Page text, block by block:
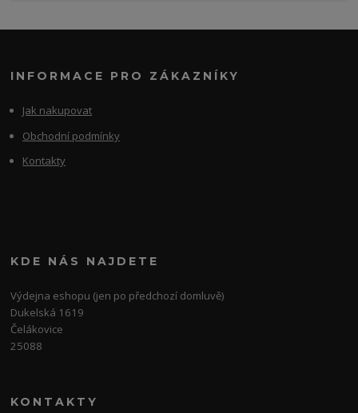
INFORMACE PRO ZÁKAZNÍKY
Jak nakupovat
Obchodní podmínky
Kontakty
KDE NÁS NAJDETE
Výdejna eshopu (jen po předchozí domluvě)
Dukelská 1619
Čelákovice
25088
KONTAKTY